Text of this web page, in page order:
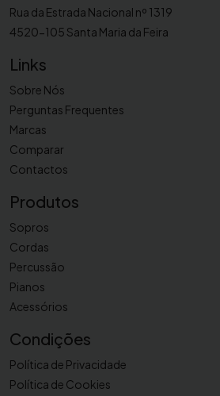
Rua da Estrada Nacional nº 1319
4520-105 Santa Maria da Feira
Links
Sobre Nós
Perguntas Frequentes
Marcas
Comparar
Contactos
Produtos
Sopros
Cordas
Percussão
Pianos
Acessórios
Condições
Política de Privacidade
Política de Cookies